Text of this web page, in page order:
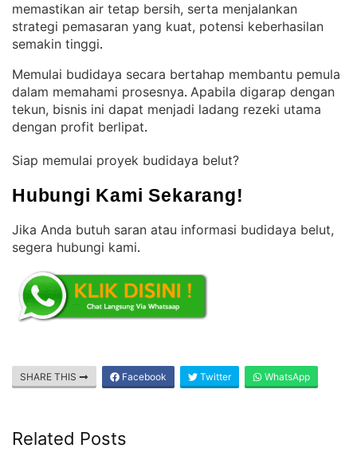
memastikan air tetap bersih, serta menjalankan
strategi pemasaran yang kuat, potensi keberhasilan
semakin tinggi.
Memulai budidaya secara bertahap membantu pemula
dalam memahami prosesnya. Apabila digarap dengan
tekun, bisnis ini dapat menjadi ladang rezeki utama
dengan profit berlipat.
Siap memulai proyek budidaya belut?
Hubungi Kami Sekarang!
Jika Anda butuh saran atau informasi budidaya belut,
segera hubungi kami.
SHARE THIS Facebook Twitter WhatsApp
Related Posts